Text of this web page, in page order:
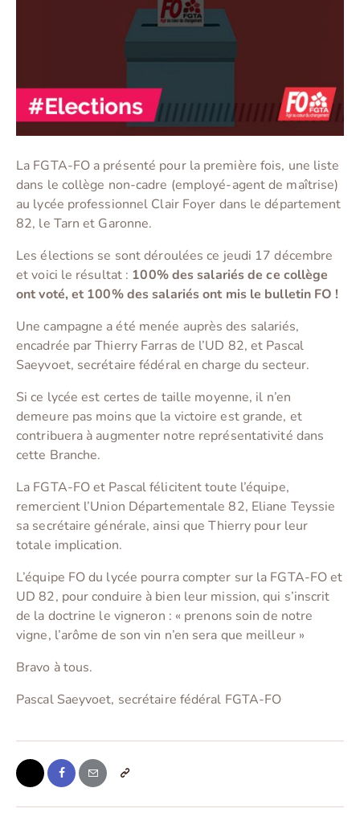
La FGTA-FO a présenté pour la première fois, une liste
dans le collège non-cadre (employé-agent de maîtrise)
au lycée professionnel Clair Foyer dans le département
82, le Tarn et Garonne.
Les élections se sont déroulées ce jeudi 17 décembre
et voici le résultat : 100% des salariés de ce collège
ont voté, et 100% des salariés ont mis le bulletin FO !
Une campagne a été menée auprès des salariés,
encadrée par Thierry Farras de l’UD 82, et Pascal
Saeyvoet, secrétaire fédéral en charge du secteur.
Si ce lycée est certes de taille moyenne, il n’en
demeure pas moins que la victoire est grande, et
contribuera à augmenter notre représentativité dans
cette Branche.
La FGTA-FO et Pascal félicitent toute l’équipe,
remercient l’Union Départementale 82, Eliane Teyssie
sa secrétaire générale, ainsi que Thierry pour leur
totale implication.
L’équipe FO du lycée pourra compter sur la FGTA-FO et
UD 82, pour conduire à bien leur mission, qui s’inscrit
de la doctrine le vigneron : « prenons soin de notre
vigne, l’arôme de son vin n’en sera que meilleur »
Bravo à tous.
Pascal Saeyvoet, secrétaire fédéral FGTA-FO